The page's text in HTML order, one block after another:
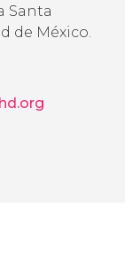
Santa
de México.